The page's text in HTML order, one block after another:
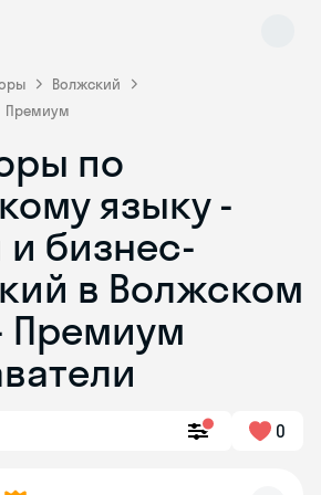
Волжский
Премиум
по
языку -
бизнес-
в Волжском
Премиум
0